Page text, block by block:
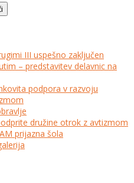
III uspešno zaključen
– predstavitev delavnic na
podpora v razvoju
družine otrok z avtizmom
prijazna šola